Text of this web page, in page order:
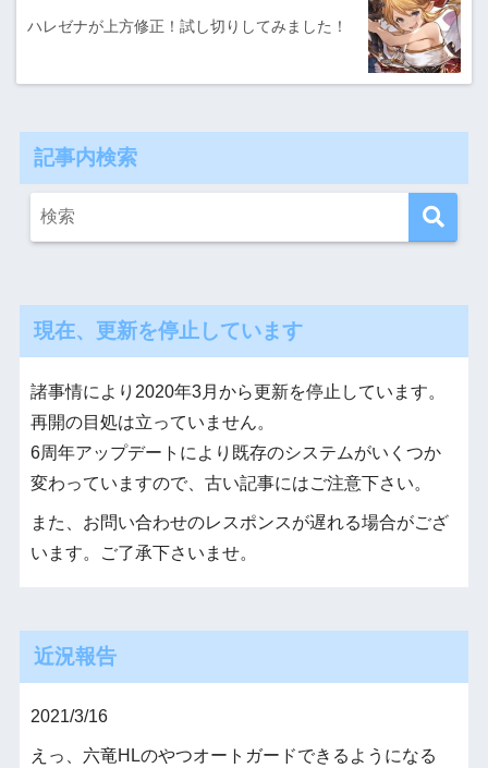
ハレゼナが上方修正！試し切りしてみました！
記事内検索
現在、更新を停止しています
諸事情により2020年3月から更新を停止しています。
再開の目処は立っていません。
6周年アップデートにより既存のシステムがいくつか
変わっていますので、古い記事にはご注意下さい。
また、お問い合わせのレスポンスが遅れる場合がござ
います。ご了承下さいませ。
近況報告
2021/3/16
えっ、六竜HLのやつオートガードできるようになる